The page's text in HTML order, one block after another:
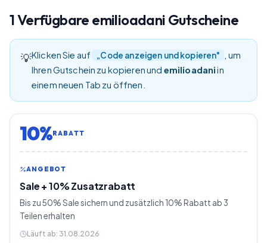
1Verfügbare emilioadani Gutscheine
💡Klicken Sie auf „Code anzeigen und kopieren"
, um
Ihren Gutschein zu kopieren und emilioadaniin
einem neuen Tab zu öffnen.
10%RABATT
ANGEBOT
Sale + 10% Zusatzrabatt
Bis zu 50% Sale sichern und zusätzlich 10% Rabatt ab 3
Teilen erhalten
Läuft ab: 31.08.2026